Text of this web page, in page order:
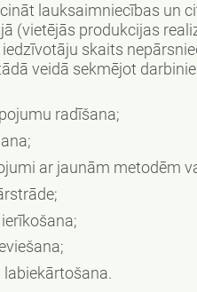
lauksaimniecības un
(vietējās produkcijas
skaits
veidā sekmējot
radīšana;
ar jaunām metodēm